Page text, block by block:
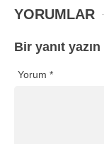
YORUMLAR
Bir yanıt yazın
Yorum *